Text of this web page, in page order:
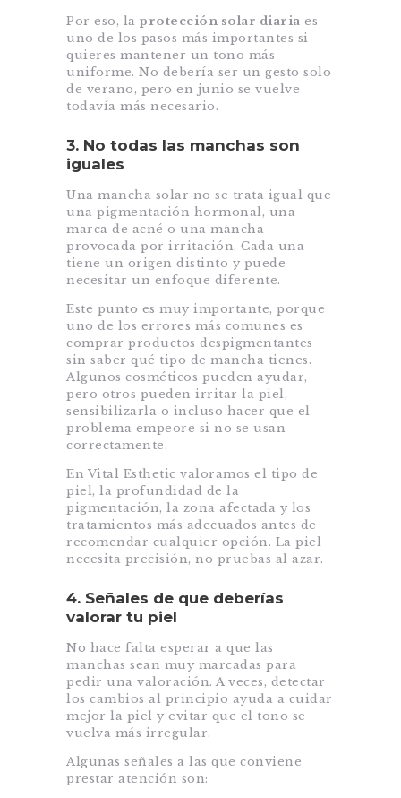
Por eso, la protección solar diaria es
uno de los pasos más importantes si
quieres mantener un tono más
uniforme. No debería ser un gesto solo
de verano, pero en junio se vuelve
todavía más necesario.
3. No todas las manchas son
iguales
Una mancha solar no se trata igual que
una pigmentación hormonal, una
marca de acné o una mancha
provocada por irritación. Cada una
tiene un origen distinto y puede
necesitar un enfoque diferente.
Este punto es muy importante, porque
uno de los errores más comunes es
comprar productos despigmentantes
sin saber qué tipo de mancha tienes.
Algunos cosméticos pueden ayudar,
pero otros pueden irritar la piel,
sensibilizarla o incluso hacer que el
problema empeore si no se usan
correctamente.
En Vital Esthetic valoramos el tipo de
piel, la profundidad de la
pigmentación, la zona afectada y los
tratamientos más adecuados antes de
recomendar cualquier opción. La piel
necesita precisión, no pruebas al azar.
4. Señales de que deberías
valorar tu piel
No hace falta esperar a que las
manchas sean muy marcadas para
pedir una valoración. A veces, detectar
los cambios al principio ayuda a cuidar
mejor la piel y evitar que el tono se
vuelva más irregular.
Algunas señales a las que conviene
prestar atención son: